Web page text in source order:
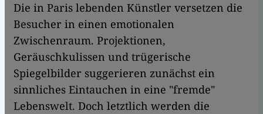
​​Die in Paris lebenden Künstler versetzen die
Besucher in einen emotionalen
Zwischenraum. Projektionen,
Geräuschkulissen und trügerische
Spiegelbilder suggerieren zunächst ein
sinnliches Eintauchen in eine "fremde"
Lebenswelt. Doch letztlich werden die